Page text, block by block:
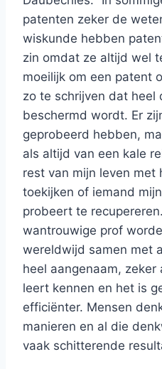
patenten zeker de
wiskunde hebben
zin omdat ze altijd wel
moeilijk om een patent
zo te schrijven dat heel
beschermd wordt. Er
geprobeerd hebben,
als altijd van een kale
rest van mijn leven met
toekijken of iemand
probeert te
wantrouwige prof
wereldwijd samen met
heel aangenaam,
leert kennen en het is
efficiënter. Mensen
manieren en al die
vaak schitterende